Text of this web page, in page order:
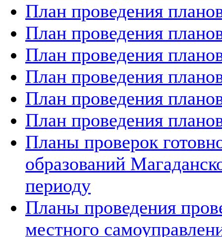
План проведения
План проведения
План проведения
План проведения
План проведения
План проведения
Планы проверок
образований
периоду
Планы проведения
местного